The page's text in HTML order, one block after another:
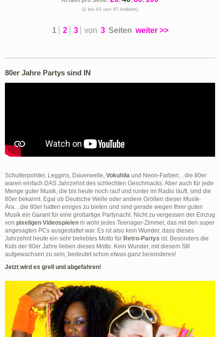
(1 bis 40 von 97 Artikeln)
1 2 3 von 3 Seiten weiter >>
80er Jahre Partys sind IN
Schulterpolster, Leggins, Dauerwelle, Vokuhila und Neon-Farben…die 80er
waren einfach DAS Jahrzehnt des schlechten Geschmacks. Aber auch für jede
Menge guter Musik, die bis heute noch rauf und runter im Radio läuft, sind die
80er bekannt. Egal ob Deutsche Welle oder andere Größen dieser Musik-
Ära…die 80er hatten einiges zu bieten und sind gerade wegen Ihrer guten
Musik ein Garant für eine großartige Partynacht. Nicht zu vergessen der Einzug
von pixeligen Videospielen in wohl jedes Teenager-Zimmer, das mit den super
angesagten PCs ausgestattet war. Es ist also kein Wunder, dass dieses
Jahrzehnt heute ein sehr beliebtes Motto für Retro-Partys ist. Besonders die
Kids der 80er Jahre lieben dieses Motto. Kein Wunder, mit diesem Stil
aufgewachsen zu sein, bedeutet schon etwas ganz besonderes!
Jetzt wird es grell und abgefahren!